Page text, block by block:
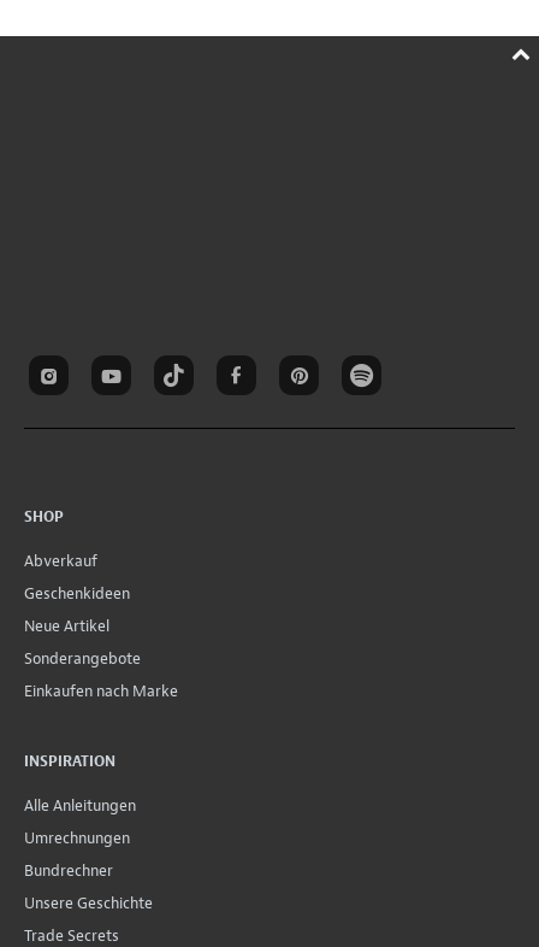
SHOP
Abverkauf
Geschenkideen
Neue Artikel
Sonderangebote
Einkaufen nach Marke
INSPIRATION
Alle Anleitungen
Umrechnungen
Bundrechner
Unsere Geschichte
Trade Secrets